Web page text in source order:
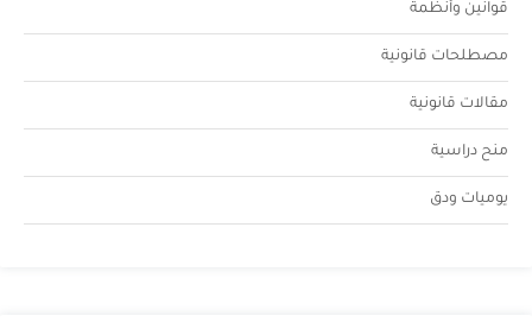
قوانين وأنظمة
مصطلحات قانونية
مقالات قانونية
منح دراسية
يوميات ودق